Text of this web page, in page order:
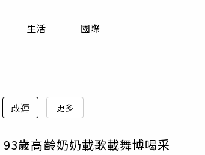
運勢
生活 國際
改運 更多
歲高齡奶奶載歌載舞博喝采